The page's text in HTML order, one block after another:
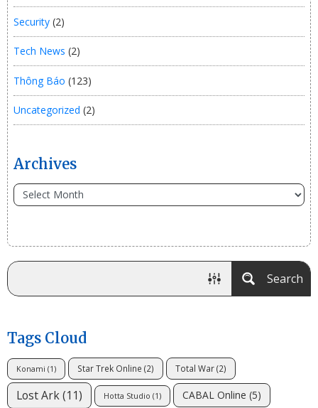
Security (2)
Tech News (2)
Thông Báo (123)
Uncategorized (2)
Archives
Search
Tags Cloud
Konami (1) Star Trek Online (2) Total War(2)
Lost Ark(11) Hotta Studio (1) CABAL Online (5)